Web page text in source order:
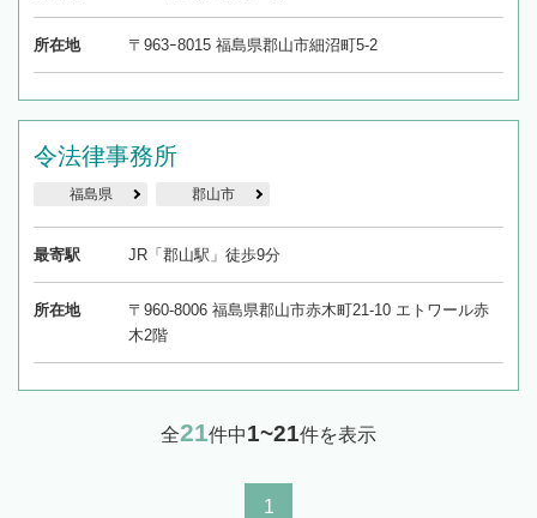
所在地 〒963ｰ8015 福島県郡山市細沼町5-2
令法律事務所
福島県 郡山市
最寄駅 JR「郡山駅」徒歩9分
所在地
〒960-8006 福島県郡山市赤木町21-10 エトワール赤
木2階
全21件中1~21件を表示
1